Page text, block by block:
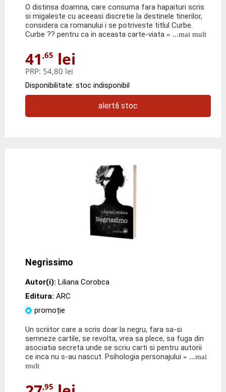
O distinsa doamna, care consuma fara hapaituri scris
si migaleste cu aceeasi discretie la destinele tinerilor,
considera ca romanului i se potriveste titlul Curbe.
Curbe ?? pentru ca in aceasta carte-viata » ...mai mult
41 ,65 lei
PRP: 54,80 lei
Disponibilitate: stoc indisponibil
alertă stoc
Negrissimo
Autor(i): Liliana Corobca
Editura: ARC
promoție
Un scriitor care a scris doar la negru, fara sa-si
semneze cartile, se revolta, vrea sa plece, sa fuga din
asociatia secreta unde se scriu carti si pentru autorii
ce inca nu s-au nascut. Psihologia personajului » ...mai
mult
,95